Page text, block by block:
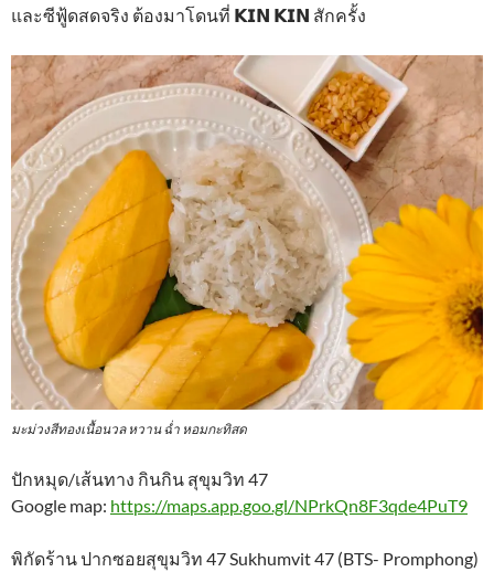
และซีฟู้ดสดจริง ต้องมาโดนที่ 𝗞𝗜𝗡 𝗞𝗜𝗡 สักครั้ง
มะม่วงสีทองเนื้อนวล หวาน ฉ่ำ หอมกะทิสด
ปักหมุด/เส้นทาง กินกิน สุขุมวิท 47
Google map: https://maps.app.goo.gl/NPrkQn8F3qde4PuT9
พิกัดร้าน ปากซอยสุขุมวิท 47 Sukhumvit 47 (BTS- Promphong)